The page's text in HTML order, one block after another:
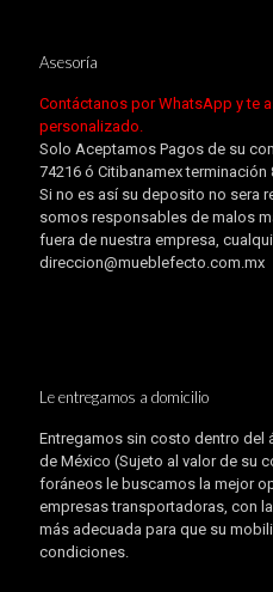
Asesoría
Contáctanos por WhatsApp y te
personalizado.
Solo Aceptamos Pagos de su
74216 ó Citibanamex terminación
Si no es así su deposito no sera
somos responsables de malos
fuera de nuestra empresa,
direccion@mueblefecto.com.mx
Le entregamos a domicilio
Entregamos sin costo dentro del
de México (Sujeto al valor de su
foráneos le buscamos la mejor
empresas transportadoras, con
más adecuada para que su
condiciones.